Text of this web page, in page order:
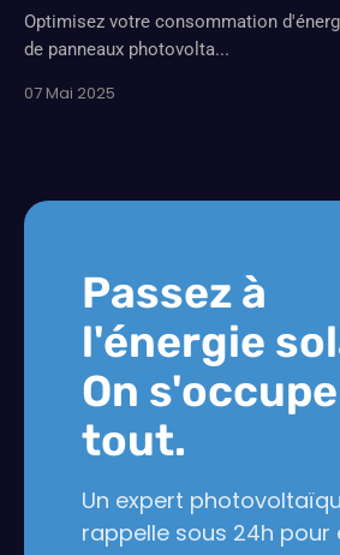
Optimisez votre consommation
de panneaux photovolta...
07 Mai 2025
Passez à
l'énergie
On
tout.
Un expert
rappelle sous 24h pour